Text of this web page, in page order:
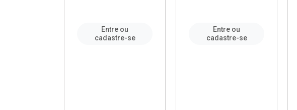
Entre ou
cadastre-se
Entre ou
cadastre-se